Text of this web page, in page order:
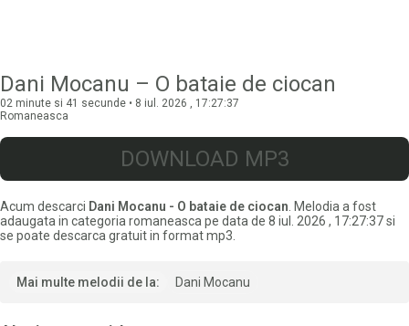
Dani Mocanu – O bataie de ciocan
02 minute si 41 secunde • 8 iul. 2026 , 17:27:37
Romaneasca
DOWNLOAD MP3
Acum descarci Dani Mocanu - O bataie de ciocan . Melodia a fost
adaugata in categoria romaneasca pe data de 8 iul. 2026 , 17:27:37 si
se poate descarca gratuit in format mp3.
Mai multe melodii de la: Dani Mocanu